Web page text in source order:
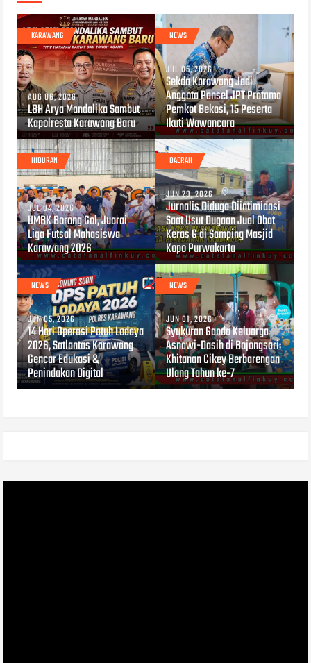
KARAWANG
AUG 06, 2026
LBH Arya Mandalika Sambut
Kapolresta Karawang Baru
NEWS
JUL 05, 2026
Sekda Karawang Jadi
Anggota Pansel JPT Pratama
Pemkot Bekasi, 15 Peserta
Ikuti Wawancara
HIBURAN
JUL 04, 2026
UMBK Borong Gol, Juarai
Liga Futsal Mahasiswa
Karawang 2026
DAERAH
JUN 29, 2026
Jurnalis Diduga Diintimidasi
Saat Usut Dugaan Jual Obat
Keras G di Samping Masjid
Kopo Purwakarta
NEWS
JUN 05, 2026
14 Hari Operasi Patuh Lodaya
2026, Satlantas Karawang
Gencar Edukasi &
Penindakan Digital
NEWS
JUN 01, 2026
Syukuran Ganda Keluarga
Asnawi-Dasih di Bojongsari:
Khitanan Cikey Berbarengan
Ulang Tahun ke-7